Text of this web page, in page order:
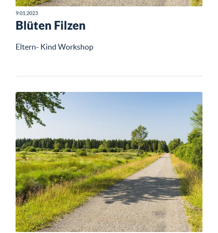
9.01.2023
Blüten Filzen
Eltern- Kind Workshop